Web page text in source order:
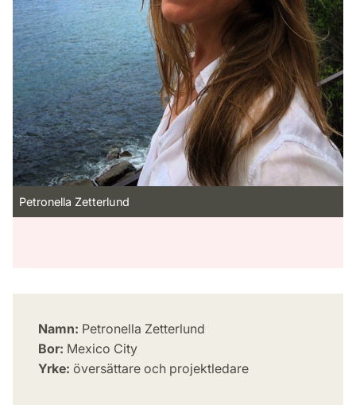
Petronella Zetterlund
Namn: Petronella Zetterlund
Bor: Mexico City
Yrke: översättare och projektledare